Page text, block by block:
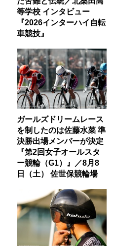
等学校 インタビュー
『2026インターハイ自転
車競技』
ガールズドリームレース
を制したのは佐藤水菜 準
決勝出場メンバーが決定
『第2回女子オールスタ
ー競輪（G1）』／8月8
日（土） 佐世保競輪場